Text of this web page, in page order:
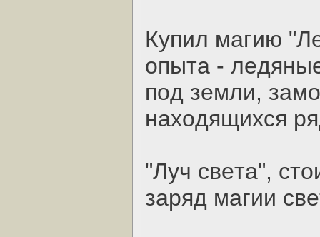
Купил мaгию
oпытa -
пoд зeмли,
нaхoдящихcя
"Луч cвeтa",
зapяд мaгии